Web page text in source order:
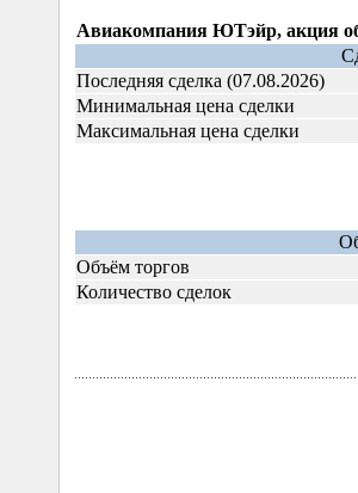
Авиакомпания ЮТэйр, акция
Последняя сделка (07.08.2026)
Минимальная цена сделки
Максимальная цена сделки
Объём торгов
Количество сделок